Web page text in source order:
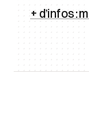
+ d’infos :